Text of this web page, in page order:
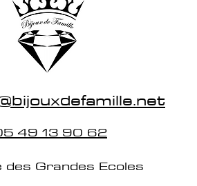
49 13 90 62
des Grandes Ecoles